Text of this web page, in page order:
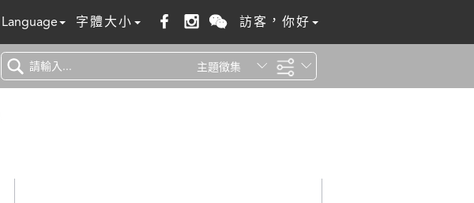
Language 字體大小 訪客，你好
主題徵集